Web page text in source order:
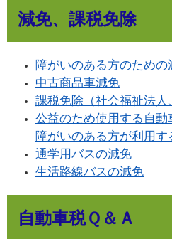
減免、課税免除
障がいのある方のための
中古商品車減免
課税免除（社会福祉法人
公益のため使用する自
障がいのある方が利用す
通学用バスの減免
生活路線バスの減免
自動車税Ｑ＆Ａ